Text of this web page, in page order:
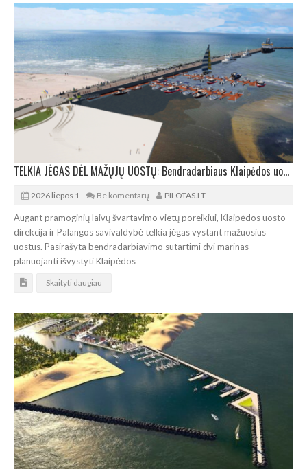
TELKIA JĖGAS DĖL MAŽŲJŲ UOSTŲ: Bendradarbiaus Klaipėdos uosto direkcija ir Palangos savivaldybė
2026 liepos 1 Be komentarų PILOTAS.LT
Augant pramoginių laivų švartavimo vietų poreikiui, Klaipėdos uosto
direkcija ir Palangos savivaldybė telkia jėgas vystant mažuosius
uostus. Pasirašyta bendradarbiavimo sutartimi dvi marinas
planuojanti išvystyti Klaipėdos
Skaityti daugiau